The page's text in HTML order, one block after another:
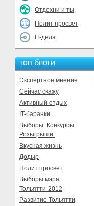
Отдохни и ты
Полит просвет
IT-дела
топ блоги
Экспертное мнение
Сейчас скажу
Активный отдых
IT-баранки
Выборы. Конкурсы.
Розыгрыши.
Вкусная жизнь
Додыр
Полит просвет
Выборы мэра
Тольятти-2012
Развитие Тольятти